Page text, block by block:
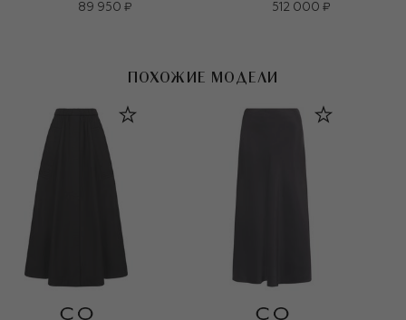
89 950 ₽ 512 000 ₽
ПОХОЖИЕ МОДЕЛИ